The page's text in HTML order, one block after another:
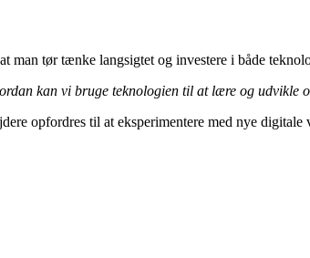
tør tænke langsigtet og investere i både
kan vi bruge teknologien til at lære og udvikle
opfordres til at eksperimentere med nye